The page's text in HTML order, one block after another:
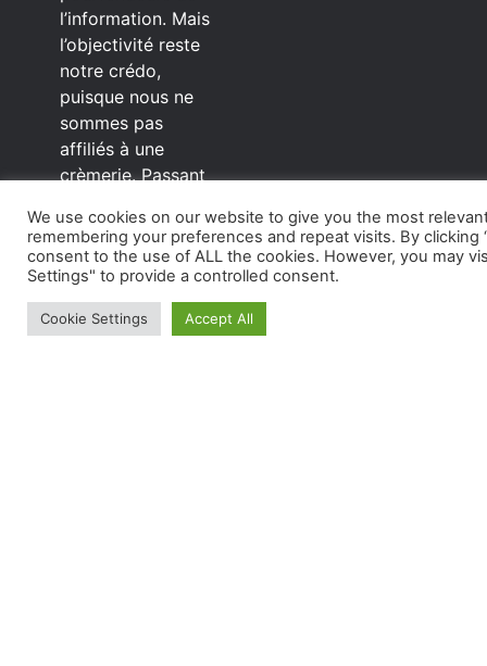
l’information. Mais
l’objectivité reste
notre crédo,
puisque nous ne
sommes pas
affiliés à une
crèmerie. Passant
éditeur à l’autre.
C’est quoi notre
On mélange la
En savoir
plus
We use cookies on our website to give you the most
remembering your preferences and repeat visits. By clicking
consent to the use of ALL the cookies. However, you may
Settings" to provide a controlled consent.
Cookie Settings Accept All